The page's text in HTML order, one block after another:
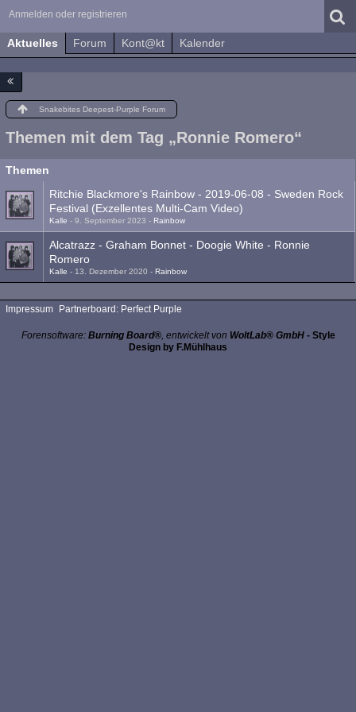
Anmelden oder registrieren
Aktuelles Forum Kont@kt Kalender
Snakebites Deepest-Purple Forum
Themen mit dem Tag „Ronnie Romero“
Themen
Ritchie Blackmore's Rainbow - 2019-06-08 - Sweden Rock
Festival (Exzellentes Multi-Cam Video)
Kalle - 9. September 2023 - Rainbow
Alcatrazz - Graham Bonnet - Doogie White - Ronnie
Romero
Kalle - 13. Dezember 2020 - Rainbow
Impressum Partnerboard: Perfect Purple
Forensoftware: Burning Board®, entwickelt von WoltLab® GmbH